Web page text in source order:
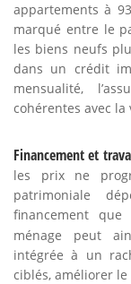
appartements à
marqué entre le
les biens neufs
dans un crédit
mensualité,
cohérentes avec
Financement et
les prix ne
patrimoniale
financement
ménage peut
intégrée à un
ciblés, améliorer